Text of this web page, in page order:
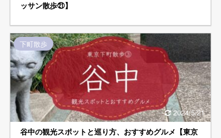
ッサン散歩㉑】
2024/5/21
下町散歩
谷中の観光スポットと巡り方、おすすめグルメ【東京